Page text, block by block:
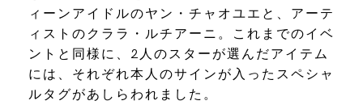
ィーンアイドルのヤン・チャオユエと、アーテ
ィストのクララ・ルチアーニ。これまでのイベ
ントと同様に、2人のスターが選んだアイテム
には、それぞれ本人のサインが入ったスペシャ
ルタグがあしらわれました。